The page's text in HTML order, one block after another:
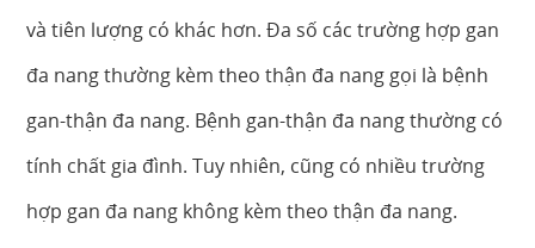
và tiên lượng có khác hơn. Đa số các trường hợp gan
đa nang thường kèm theo thận đa nang gọi là bệnh
gan-thận đa nang. Bệnh gan-thận đa nang thường có
tính chất gia đình. Tuy nhiên, cũng có nhiều trường
hợp gan đa nang không kèm theo thận đa nang.